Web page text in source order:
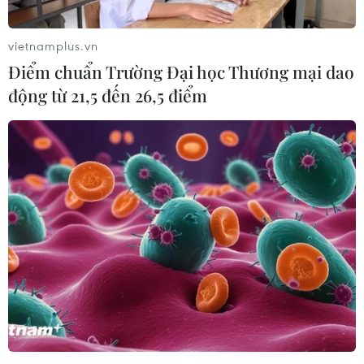
VPBank và Coolmate nâng
trải nghiệm tại VPBank
Hanoi International
Marathon
24/07/2026 08:40
Nhà sáng lập Miss
Multicultural World: Mỗi
thí sinh quốc tế đều mang
theo ký ức đẹp về Việt Nam
23/07/2026 09:23
vietnamplus.vn
Điểm chuẩn Trường Đại học Thương mại dao
động từ 21,5 đến 26,5 điểm